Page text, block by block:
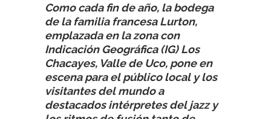
Como cada fin de año, la bodega
de la familia francesa Lurton,
emplazada en la zona con
Indicación Geográfica (IG) Los
Chacayes, Valle de Uco, pone en
escena para el público local y los
visitantes del mundo a
destacados intérpretes del jazz y